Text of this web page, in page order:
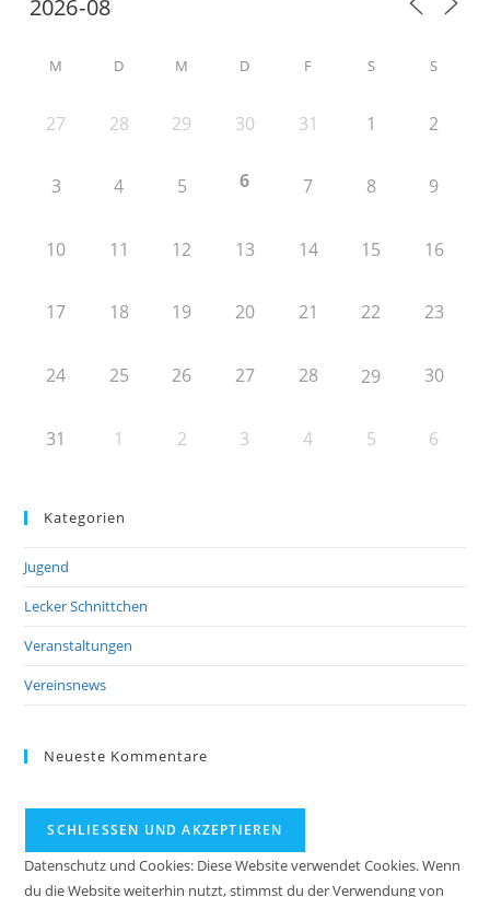
M D M D F S S
27 28 29 30 31 1 2
3 4 5 6 7 8 9
10 11 12 13 14 15 16
17 18 19 20 21 22 23
24 25 26 27 28 29 30
31 1 2 3 4 5 6
Kategorien
Jugend
Lecker Schnittchen
Veranstaltungen
Vereinsnews
Neueste Kommentare
Datenschutz und Cookies: Diese Website verwendet Cookies. Wenn
du die Website weiterhin nutzt, stimmst du der Verwendung von